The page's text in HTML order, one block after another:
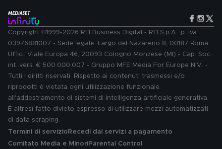
Copyright ©1999-2026 RTI Business Digital - RTI S.p.A.: p. iva
03976881007 - Sede legale: Largo del Nazareno 8, 00187 Roma.
Uffici: Viale Europa 46, 20093 Cologno Monzese (MI) - Cap. Soc.
int. vers. € 500.000.007 - Gruppo MFE Media For Europe N.V. -
Tutti i diritti riservati. Rispetto ai contenuti trasmessi e/o
riprodotti è vietata ogni utilizzazione funzionale
all'addestramento di sistemi di intelligenza artificiale generativa.
È altresì fatto divieto espresso di utilizzare mezzi automatizzati
di data scraping.
Termini di servizio Recedi dai servizi a pagamento
Comitato Media e MinoriParental Control